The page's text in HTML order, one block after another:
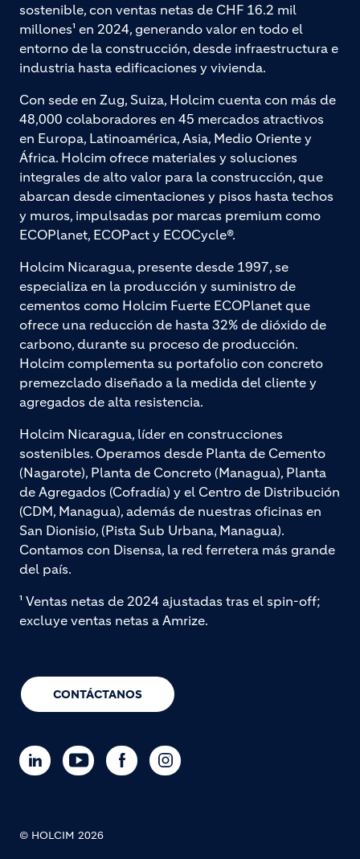
CONTÁCTANOS
sostenible, con ventas netas de CHF 16.2 mil
millones¹ en 2024, generando valor en todo el
entorno de la construcción, desde infraestructura e
industria hasta edificaciones y vivienda.
Con sede en Zug, Suiza, Holcim cuenta con más de
48,000 colaboradores en 45 mercados atractivos
en Europa, Latinoamérica, Asia, Medio Oriente y
África. Holcim ofrece materiales y soluciones
integrales de alto valor para la construcción, que
abarcan desde cimentaciones y pisos hasta techos
y muros, impulsadas por marcas premium como
ECOPlanet, ECOPact y ECOCycle®.
Holcim Nicaragua, presente desde 1997, se
especializa en la producción y suministro de
cementos como Holcim Fuerte ECOPlanet que
ofrece una reducción de hasta 32% de dióxido de
carbono, durante su proceso de producción.
Holcim complementa su portafolio con concreto
premezclado diseñado a la medida del cliente y
agregados de alta resistencia.
Holcim Nicaragua, líder en construcciones
sostenibles. Operamos desde Planta de Cemento
(Nagarote), Planta de Concreto (Managua), Planta
de Agregados (Cofradía) y el Centro de Distribución
(CDM, Managua), además de nuestras oficinas en
San Dionisio, (Pista Sub Urbana, Managua).
Contamos con Disensa, la red ferretera más grande
del país.
¹ Ventas netas de 2024 ajustadas tras el spin-off;
excluye ventas netas a Amrize.
© HOLCIM 2026